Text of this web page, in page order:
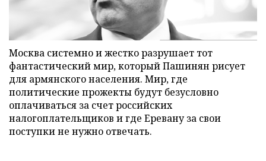
Москва системно и жестко разрушает тот
фантастический мир, который Пашинян рисует
для армянского населения. Мир, где
политические прожекты будут безусловно
оплачиваться за счет российских
налогоплательщиков и где Еревану за свои
поступки не нужно отвечать.